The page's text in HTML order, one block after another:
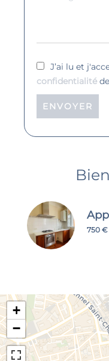
J’ai lu et
confidentialité
ENVOYER
750 €
+
−